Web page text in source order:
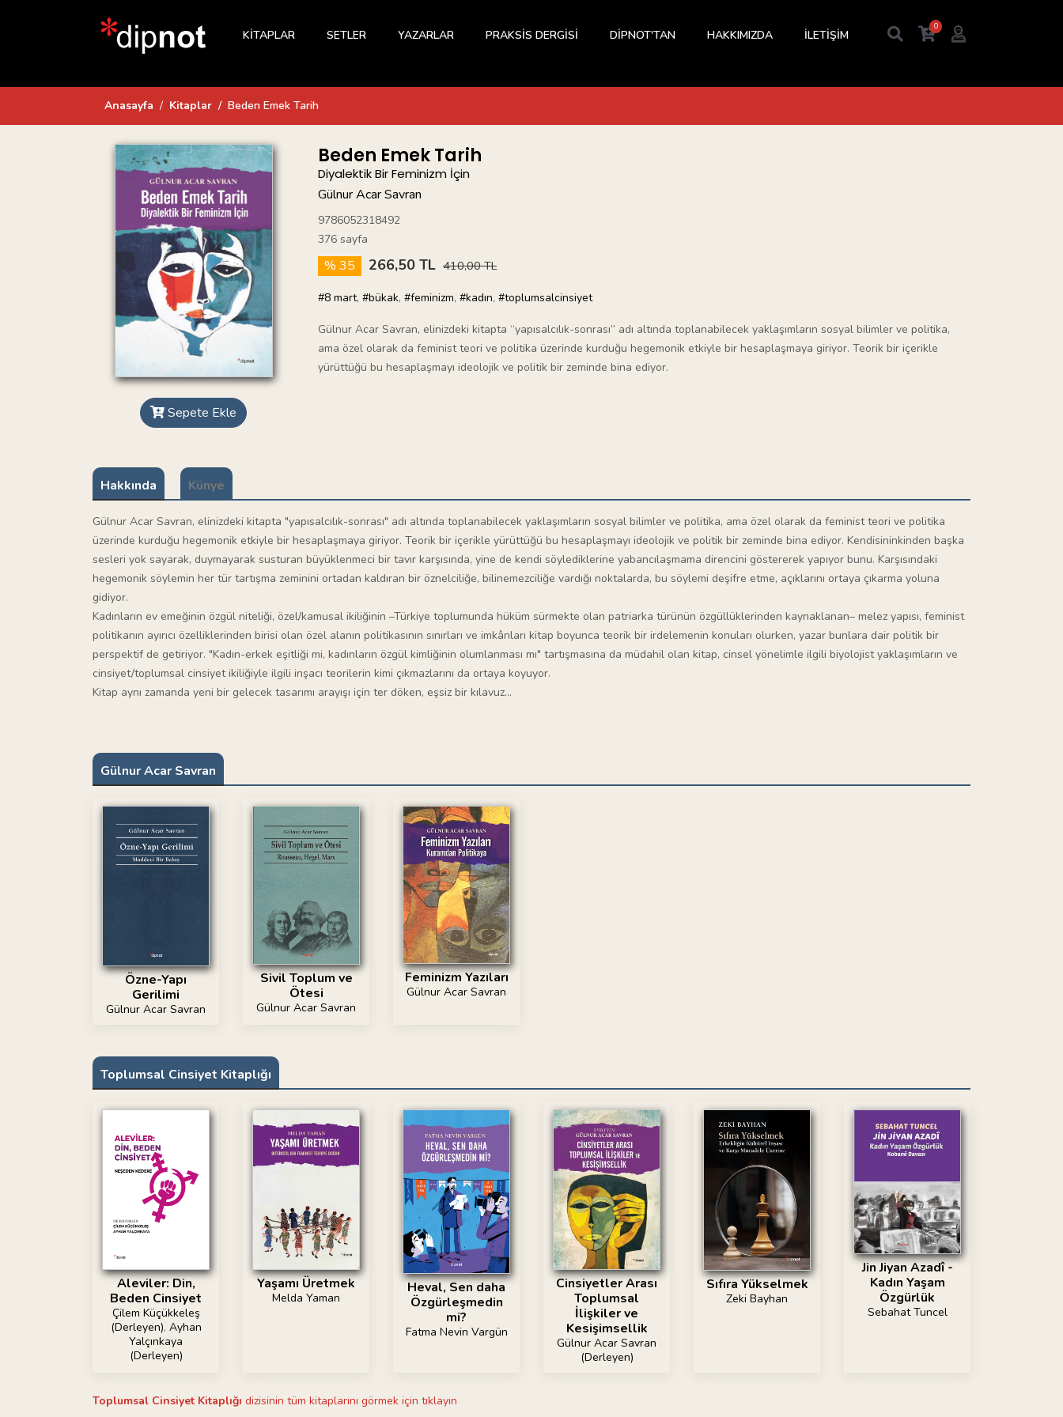
KİTAPLAR SETLER YAZARLAR PRAKSİS DERGİSİ DİPNOT'TAN HAKKIMIZDA İLETİŞİM
0
Anasayfa Kitaplar Beden Emek Tarih
Sepete Ekle
Beden Emek Tarih
Diyalektik Bir Feminizm İçin
Gülnur Acar Savran
9786052318492
376 sayfa
% 35 266,50 TL 410,00 TL
#8 mart, #bükak, #feminizm, #kadın, #toplumsalcinsiyet
Gülnur Acar Savran, elinizdeki kitapta “yapısalcılık-sonrası” adı altında toplanabilecek yaklaşımların sosyal bilimler ve politika,
ama özel olarak da feminist teori ve politika üzerinde kurduğu hegemonik etkiyle bir hesaplaşmaya giriyor. Teorik bir içerikle
yürüttüğü bu hesaplaşmayı ideolojik ve politik bir zeminde bina ediyor.
Hakkında Künye
Gülnur Acar Savran, elinizdeki kitapta "yapısalcılık-sonrası" adı altında toplanabilecek yaklaşımların sosyal bilimler ve politika, ama özel olarak da feminist teori ve politika
üzerinde kurduğu hegemonik etkiyle bir hesaplaşmaya giriyor. Teorik bir içerikle yürüttüğü bu hesaplaşmayı ideolojik ve politik bir zeminde bina ediyor. Kendisininkinden başka
sesleri yok sayarak, duymayarak susturan büyüklenmeci bir tavır karşısında, yine de kendi söylediklerine yabancılaşmama direncini göstererek yapıyor bunu. Karşısındaki
hegemonik söylemin her tür tartışma zeminini ortadan kaldıran bir öznelciliğe, bilinemezciliğe vardığı noktalarda, bu söylemi deşifre etme, açıklarını ortaya çıkarma yoluna
gidiyor.
Kadınların ev emeğinin özgül niteliği, özel/kamusal ikiliğinin –Türkiye toplumunda hüküm sürmekte olan patriarka türünün özgüllüklerinden kaynaklanan– melez yapısı, feminist
politikanın ayırıcı özelliklerinden birisi olan özel alanın politikasının sınırları ve imkânları kitap boyunca teorik bir irdelemenin konuları olurken, yazar bunlara dair politik bir
perspektif de getiriyor. "Kadın-erkek eşitliği mi, kadınların özgül kimliğinin olumlanması mı" tartışmasına da müdahil olan kitap, cinsel yönelimle ilgili biyolojist yaklaşımların ve
cinsiyet/toplumsal cinsiyet ikiliğiyle ilgili inşacı teorilerin kimi çıkmazlarını da ortaya koyuyor.
Kitap aynı zamanda yeni bir gelecek tasarımı arayışı için ter döken, eşsiz bir kılavuz...
Gülnur Acar Savran
Özne-Yapı
Gerilimi
Gülnur Acar Savran
Sivil Toplum ve
Ötesi
Gülnur Acar Savran
Feminizm Yazıları
Gülnur Acar Savran
Toplumsal Cinsiyet Kitaplığı
Aleviler: Din,
Beden Cinsiyet
Çilem Küçükkeleş
(Derleyen), Ayhan
Yalçınkaya
(Derleyen)
Yaşamı Üretmek
Melda Yaman
Heval, Sen daha
Özgürleşmedin
mi?
Fatma Nevin Vargün
Cinsiyetler Arası
Toplumsal
İlişkiler ve
Kesişimsellik
Gülnur Acar Savran
(Derleyen)
Sıfıra Yükselmek
Zeki Bayhan
Jin Jiyan Azadî -
Kadın Yaşam
Özgürlük
Sebahat Tuncel
Toplumsal Cinsiyet Kitaplığı dizisinin tüm kitaplarını görmek için tıklayın